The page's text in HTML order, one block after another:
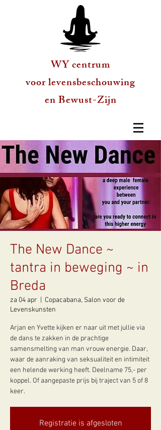
WY centrum
voor levensbeschouwing
en Bewust-Zijn
The New Dance ~
tantra in beweging ~ in
Breda
za 04 apr
Copacabana, Salon voor de
Levenskunsten
Arjan en Yvette kijken er naar uit met jullie via
de dans te zakken in de prachtige
samensmelting van man vrouw energie. Daar,
waar de aanraking van seksualiteit en intimiteit
een helende werking heeft. Deelname 75,- per
koppel. Of aangepaste prijs bij traject van 5 of 8
keer.
Registratie is afgesloten